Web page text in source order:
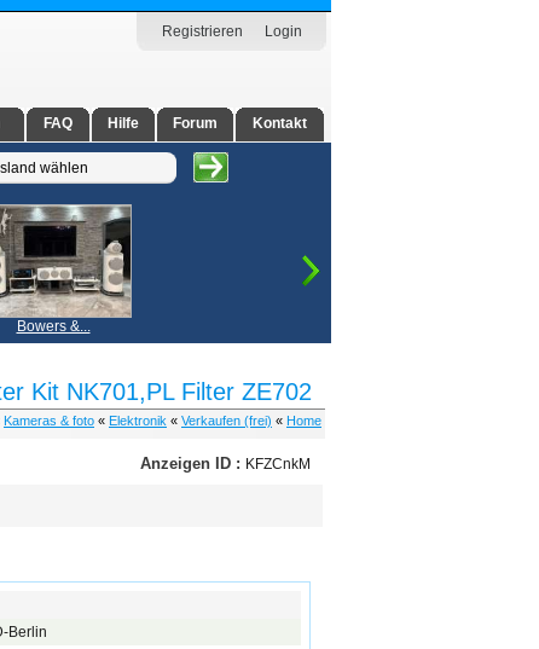
Registrieren Login
FAQ Hilfe Forum Kontakt
Bowers &...
Kit NK701,PL Filter ZE702
Kameras & foto « Elektronik « Verkaufen (frei) « Home
Anzeigen ID : KFZCnkM
Berlin